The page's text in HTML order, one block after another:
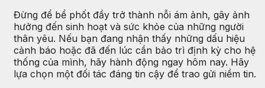
Đừng để bể phốt đầy trở thành nỗi ám ảnh, gây ảnh
hưởng đến sinh hoạt và sức khỏe của những người
thân yêu. Nếu bạn đang nhận thấy những dấu hiệu
cảnh báo hoặc đã đến lúc cần bảo trì định kỳ cho hệ
thống của mình, hãy hành động ngay hôm nay. Hãy
lựa chọn một đối tác đáng tin cậy để trao gửi niềm tin.